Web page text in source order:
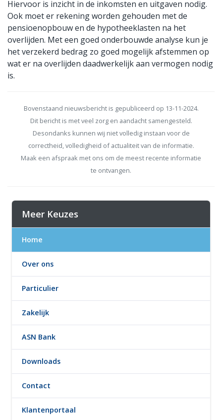
Hiervoor is inzicht in de inkomsten en uitgaven nodig.
Ook moet er rekening worden gehouden met de
pensioenopbouw en de hypotheeklasten na het
overlijden. Met een goed onderbouwde analyse kun je
het verzekerd bedrag zo goed mogelijk afstemmen op
wat er na overlijden daadwerkelijk aan vermogen nodig
is.
Bovenstaand nieuwsbericht is gepubliceerd op 13-11-2024.
Dit bericht is met veel zorg en aandacht samengesteld.
Desondanks kunnen wij niet volledig instaan voor de
correctheid, volledigheid of actualiteit van de informatie.
Maak een afspraak met ons om de meest recente informatie
te ontvangen.
Meer Keuzes
Home
Over ons
Particulier
Zakelijk
ASN Bank
Downloads
Contact
Klantenportaal